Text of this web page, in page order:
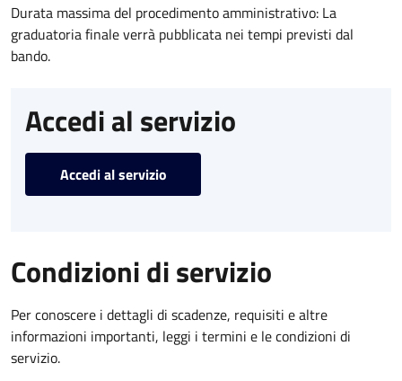
Durata massima del procedimento amministrativo: La
graduatoria finale verrà pubblicata nei tempi previsti dal
bando.
Accedi al servizio
Accedi al servizio
Condizioni di servizio
Per conoscere i dettagli di scadenze, requisiti e altre
informazioni importanti, leggi i termini e le condizioni di
servizio.